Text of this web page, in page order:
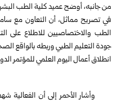
من جانبه، أوضح عميد كلية الطب
في تصريح مماثل، أن التعاون مع
الطب والاختصاصيين للاطلاع على
جودة التعليم الطبي وربطه بالواقع
وأشار الأحمر إلى أن الفعالية